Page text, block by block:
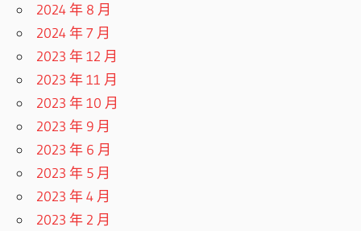
2024 年 8 月
2024 年 7 月
2023 年 12 月
2023 年 11 月
2023 年 10 月
2023 年 9 月
2023 年 6 月
2023 年 5 月
2023 年 4 月
2023 年 2 月